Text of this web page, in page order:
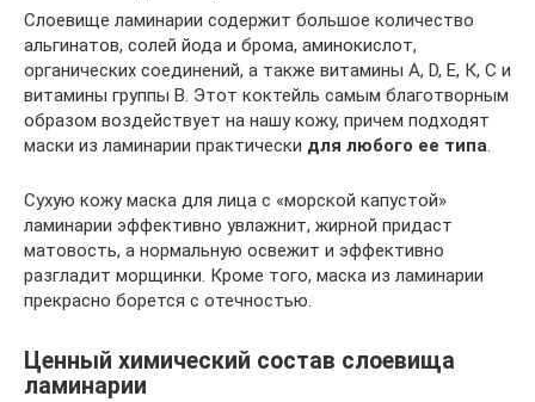
Слоевище ламинарии содержит большое количество
альгинатов, солей йода и брома, аминокислот,
органических соединений, а также витамины А, D, Е, К, С и
витамины группы В. Этот коктейль самым благотворным
образом воздействует на нашу кожу, причем подходят
маски из ламинарии практически для любого ее типа.
Сухую кожу маска для лица с «морской капустой»
ламинарии эффективно увлажнит, жирной придаст
матовость, а нормальную освежит и эффективно
разгладит морщинки. Кроме того, маска из ламинарии
прекрасно борется с отечностью.
Ценный химический состав слоевища
ламинарии